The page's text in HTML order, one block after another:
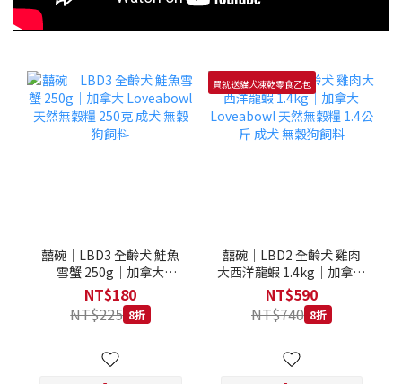
囍碗｜LBD3 全齡犬 鮭魚
雪蟹 250g｜加拿大
Loveabowl 天然無穀糧
250克 成犬 無穀狗飼料
NT$180
NT$225 8折
買就送貓犬凍乾零食乙包
囍碗｜LBD2 全齡犬 雞肉
大西洋龍蝦 1.4kg｜加拿大
Loveabowl 天然無穀糧
1.4公斤 成犬 無穀狗飼料
NT$590
NT$740 8折